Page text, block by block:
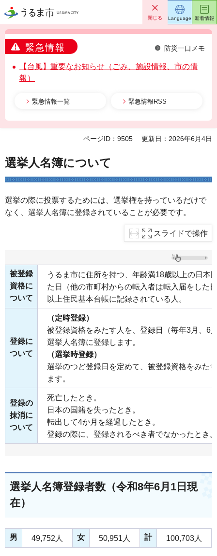
うるま市 閉じる
緊急情報 防災一口メモ
【台風】重要なお知らせ（ごみ、施設情報、市の情
報）
緊急情報一覧 緊急情報RSS
Language 新着情報
ページID：9505 更新日：2026年6月4日
選挙人名簿について
選挙の際に投票するためには、選挙権を持っているだけで
なく、選挙人名簿に登録されていることが必要です。
スライドで操作
被登録
資格に
ついて
うるま市に住所を持つ、年齢満18歳以上の日本
た日（他の市町村からの転入者は転入届をした
以上住民基本台帳に記録されている人。
登録に
ついて
（定時登録）
被登録資格をみたす人を、登録日（毎年3月、6
選挙人名簿に登録します。
（選挙時登録）
選挙のつど登録日を定めて、被登録資格をみた
ます。
登録の
抹消に
ついて
死亡したとき。
日本の国籍を失ったとき。
転出して4か月を経過したとき。
登録の際に、登録されるべき者でなかったとき。
選挙人名簿登録者数（令和8年6月1日現
在）
男 49,752人 女 50,951人 計 100,703人